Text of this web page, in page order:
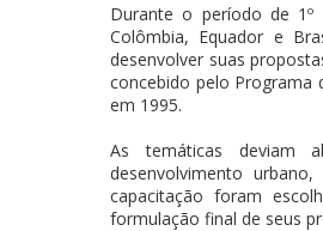
Durante o período de
Colômbia, Equador e
desenvolver suas
concebido pelo Programa
em 1995.
As temáticas deviam
desenvolvimento
capacitação foram
formulação final de seus